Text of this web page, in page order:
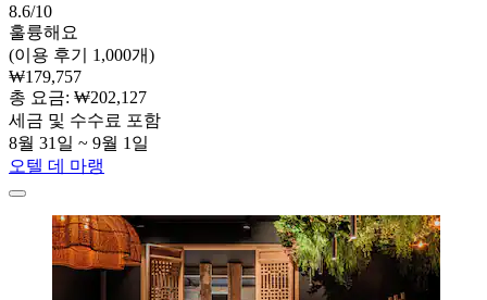
8.6/10
훌륭해요
(이용 후기 1,000개)
₩179,757
총 요금: ₩202,127
세금 및 수수료 포함
8월 31일 ~ 9월 1일
오텔 데 마랭